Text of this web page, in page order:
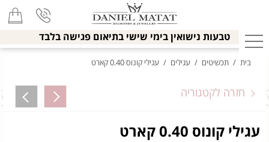
טבעות נישואין בימי שישי בתיאום פגישה בלבד
בית / תכשיטים / עגילים / עגילי קונוס 0.40 קארט
חזרה לקטגוריה
עגילי קונוס 0.40 קארט